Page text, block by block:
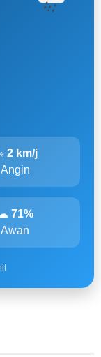
2 km/j
Angin
71%
Awan